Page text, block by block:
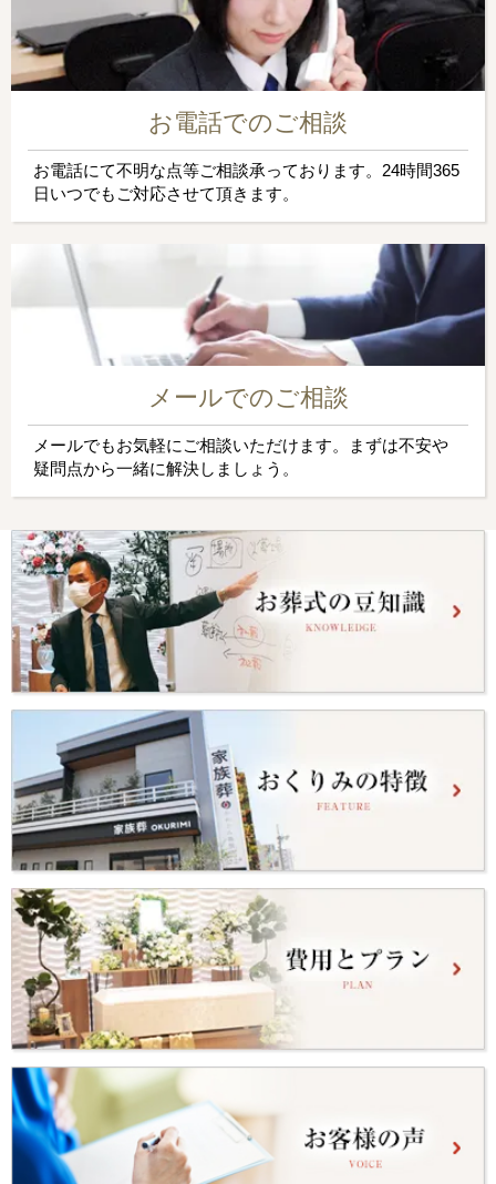
お電話でのご相談
お電話にて不明な点等ご相談承っております。24時間365
日いつでもご対応させて頂きます。
メールでのご相談
メールでもお気軽にご相談いただけます。まずは不安や
疑問点から一緒に解決しましょう。